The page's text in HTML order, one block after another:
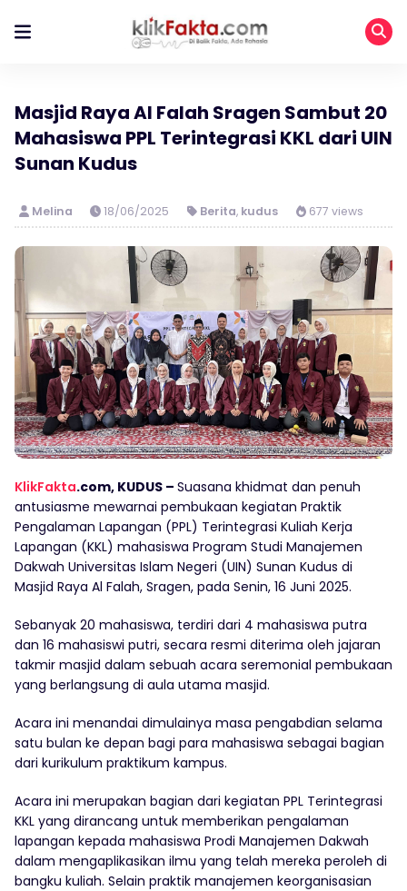
Masjid Raya Al Falah Sragen Sambut 20
Mahasiswa PPL Terintegrasi KKL dari UIN
Sunan Kudus
Melina 18/06/2025 Berita, kudus 677 views
KlikFakta.com, KUDUS – Suasana khidmat dan penuh
antusiasme mewarnai pembukaan kegiatan Praktik
Pengalaman Lapangan (PPL) Terintegrasi Kuliah Kerja
Lapangan (KKL) mahasiswa Program Studi Manajemen
Dakwah Universitas Islam Negeri (UIN) Sunan Kudus di
Masjid Raya Al Falah, Sragen, pada Senin, 16 Juni 2025.
Sebanyak 20 mahasiswa, terdiri dari 4 mahasiswa putra
dan 16 mahasiswi putri, secara resmi diterima oleh jajaran
takmir masjid dalam sebuah acara seremonial pembukaan
yang berlangsung di aula utama masjid.
Acara ini menandai dimulainya masa pengabdian selama
satu bulan ke depan bagi para mahasiswa sebagai bagian
dari kurikulum praktikum kampus.
Acara ini merupakan bagian dari kegiatan PPL Terintegrasi
KKL yang dirancang untuk memberikan pengalaman
lapangan kepada mahasiswa Prodi Manajemen Dakwah
dalam mengaplikasikan ilmu yang telah mereka peroleh di
bangku kuliah. Selain praktik manajemen keorganisasian